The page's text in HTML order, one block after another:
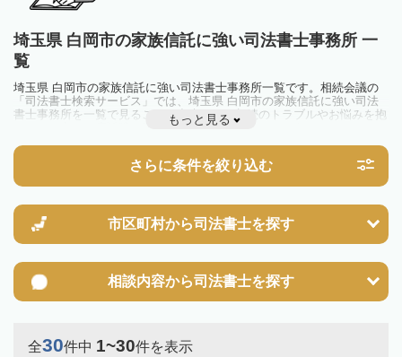
埼玉県 白岡市の家族信託に強い司法書士事務所 一
覧
埼玉県 白岡市の家族信託に強い司法書士事務所一覧です。相続会議の
「司法書士検索サービス」では、埼玉県 白岡市の家族信託に強い司法
書士事務所を一覧で見ることが出来ます。相続のトラブルやお悩みを抱
えている方は一度近隣の司法書士に相談してみましょう。
もっと見る
さらに条件を絞り込む
市区町村から司法書士を探す
相談内容から司法書士を探す
全30件中 1~30件を表示